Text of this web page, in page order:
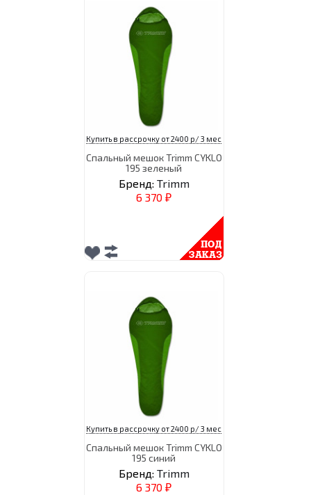
Купить в рассрочку от 2400 р/ 3 мес
Спальный мешок Trimm CYKLO
195 зеленый
Бренд: Trimm
6 370 ₽
Купить в рассрочку от 2400 р/ 3 мес
Спальный мешок Trimm CYKLO
195 синий
Бренд: Trimm
6 370 ₽